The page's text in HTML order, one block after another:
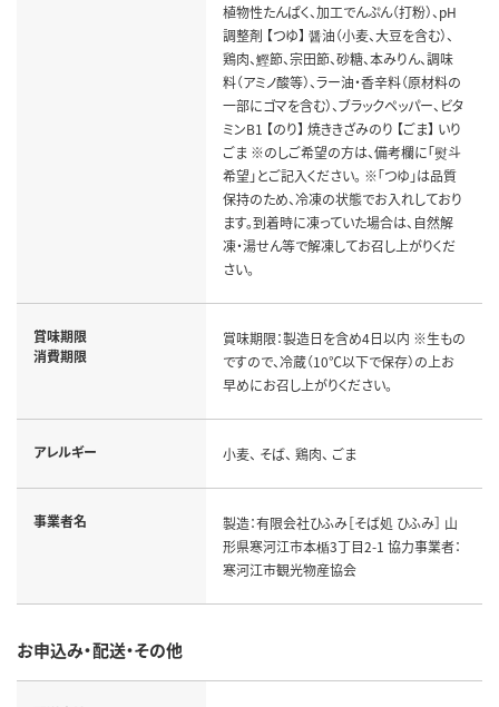
植物性たんぱく、加工でんぷん（打粉）、pH
調整剤 【つゆ】 醤油（小麦、大豆を含む）、
鶏肉、鰹節、宗田節、砂糖、本みりん、調味
料（アミノ酸等）、ラー油・香辛料（原材料の
一部にゴマを含む）、ブラックペッパー、ビタ
ミンB1 【のり】 焼ききざみのり 【ごま】 いり
ごま ※のしご希望の方は、備考欄に「熨斗
希望」とご記入ください。 ※「つゆ」は品質
保持のため、冷凍の状態でお入れしており
ます。到着時に凍っていた場合は、自然解
凍・湯せん等で解凍してお召し上がりくだ
さい。
賞味期限
消費期限
賞味期限：製造日を含め4日以内 ※生もの
ですので、冷蔵（10℃以下で保存）の上お
早めにお召し上がりください。
アレルギー 小麦、 そば、 鶏肉、 ごま
事業者名
製造：有限会社ひふみ［そば処 ひふみ］ 山
形県寒河江市本楯3丁目2-1 協力事業者：
寒河江市観光物産協会
お申込み・配送・その他